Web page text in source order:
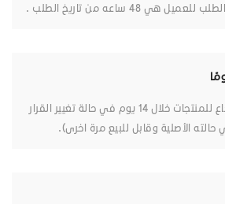
48 ساعه من تاريخ الطلب .
يمكنك عمل طلب استرجاع للمنتجات خلال 14 يوم في حالة تغيير القرار
الأصلية وقابل للبيع مرة اخرى).